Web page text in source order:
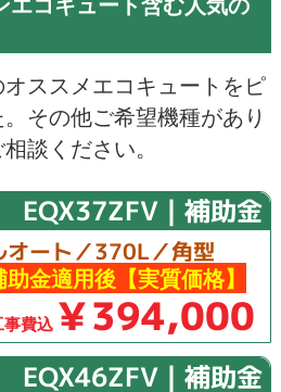
ススメエコキュートをピ
その他ご希望機種があり
談ください。
EQX37ZFV｜補助金
オート／370L／角型
金適用後【実質価格】
事費込 ￥394,000
EQX46ZFV｜補助金